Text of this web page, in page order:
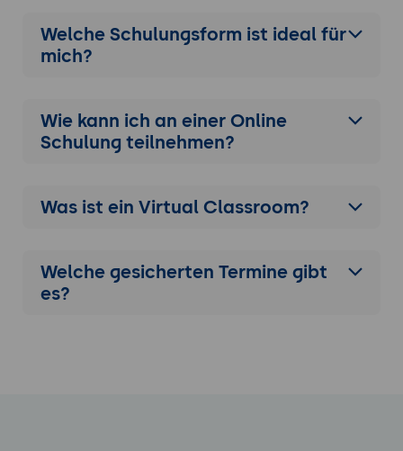
Welche Schulungsform ist ideal für
mich?
Wie kann ich an einer Online
Schulung teilnehmen?
Was ist ein Virtual Classroom?
Welche gesicherten Termine gibt
es?